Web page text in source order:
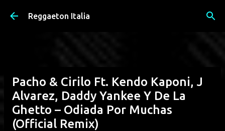
Passa ai contenuti principali
Reggaeton Italia
Pacho & Cirilo Ft. Kendo Kaponi, J
Alvarez, Daddy Yankee Y De La
Ghetto – Odiada Por Muchas
(Official Remix)